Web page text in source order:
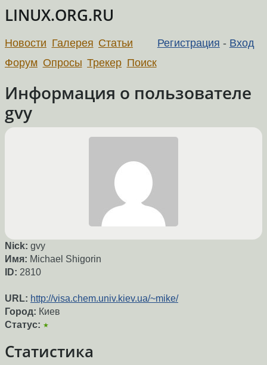
LINUX.ORG.RU
Регистрация - Вход
Новости Галерея Статьи
Форум Опросы Трекер Поиск
Информация о пользователе
gvy
Nick: gvy
Имя: Michael Shigorin
ID: 2810
URL: http://visa.chem.univ.kiev.ua/~mike/
Город: Киев
Статус: ★
Статистика